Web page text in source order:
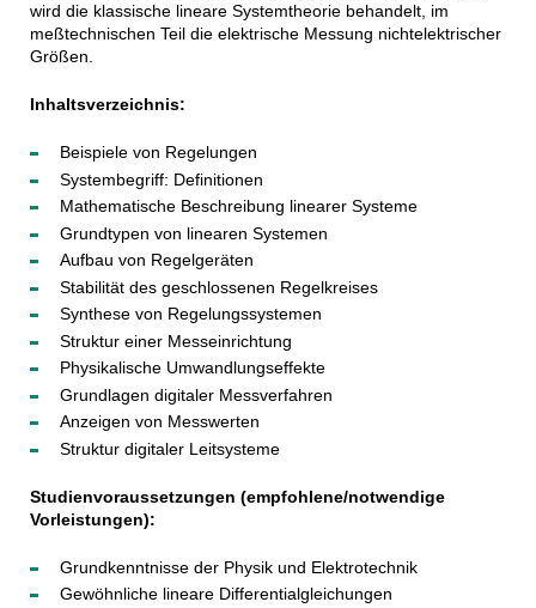
wird die klassische lineare Systemtheorie behandelt, im
meßtechnischen Teil die elektrische Messung nichtelektrischer
Größen.
Inhaltsverzeichnis:
Beispiele von Regelungen
Systembegriff: Definitionen
Mathematische Beschreibung linearer Systeme
Grundtypen von linearen Systemen
Aufbau von Regelgeräten
Stabilität des geschlossenen Regelkreises
Synthese von Regelungssystemen
Struktur einer Messeinrichtung
Physikalische Umwandlungseffekte
Grundlagen digitaler Messverfahren
Anzeigen von Messwerten
Struktur digitaler Leitsysteme
Studienvoraussetzungen (empfohlene/notwendige
Vorleistungen):
Grundkenntnisse der Physik und Elektrotechnik
Gewöhnliche lineare Differentialgleichungen